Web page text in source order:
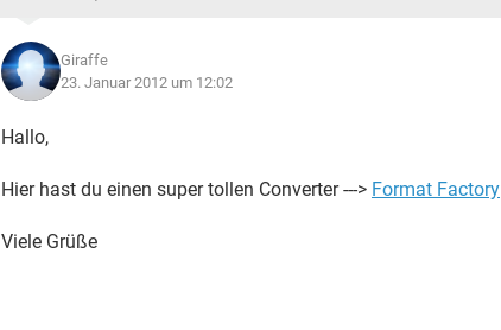
Giraffe
23. Januar 2012 um 12:02
Hallo,
Hier hast du einen super tollen Converter ---> Format Factory
Viele Grüße